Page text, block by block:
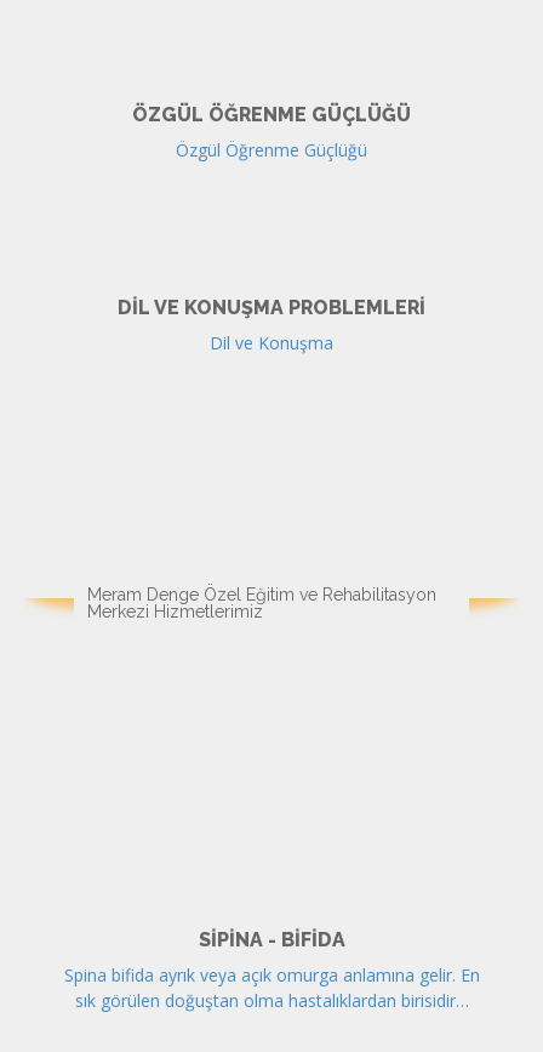
ÖZGÜL ÖĞRENME GÜÇLÜĞÜ
Özgül Öğrenme Güçlüğü
DIL VE KONUŞMA PROBLEMLERI
Dil ve Konuşma
Meram Denge Özel Eğitim ve Rehabilitasyon
Merkezi Hizmetlerimiz
SIPINA - BIFIDA
Spina bifida ayrık veya açık omurga anlamına gelir. En
sık görülen doğuştan olma hastalıklardan birisidir…